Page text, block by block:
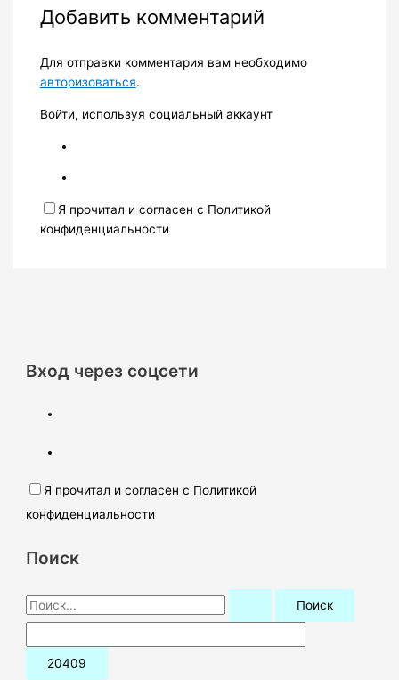
Добавить комментарий
Для отправки комментария вам необходимо
авторизоваться.
Войти, используя социальный аккаунт
Я прочитал и согласен с Политикой
конфиденциальности
Вход через соцсети
Я прочитал и согласен с Политикой
конфиденциальности
Поиск
П
о
и